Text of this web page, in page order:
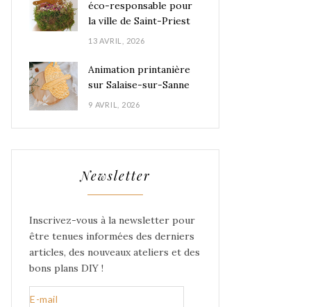
éco-responsable pour
la ville de Saint-Priest
13 AVRIL, 2026
Animation printanière
sur Salaise-sur-Sanne
9 AVRIL, 2026
Newsletter